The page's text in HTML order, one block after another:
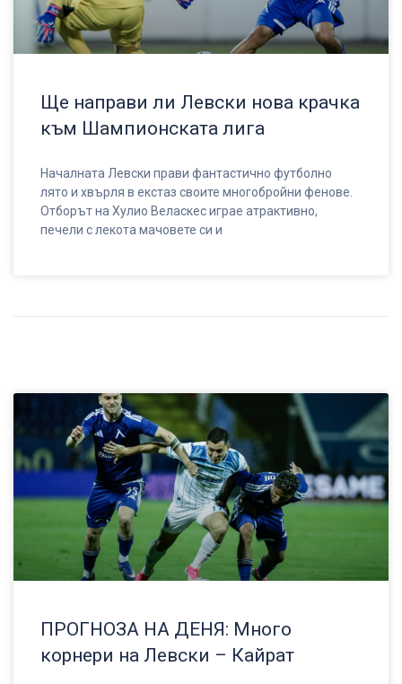
Ще направи ли Левски нова крачка
към Шампионската лига
Началната Левски прави фантастично футболно
лято и хвърля в екстаз своите многобройни фенове.
Отборът на Хулио Веласкес играе атрактивно,
печели с лекота мачовете си и
ПРОГНОЗА НА ДЕНЯ: Много
корнери на Левски – Кайрат